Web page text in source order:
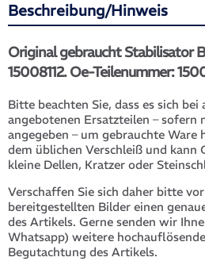
Beschreibung/Hinweis
Original gebraucht Stabilisator
15008112. Oe-Teilenummer:
Bitte beachten Sie, dass es sich bei
angebotenen Ersatzteilen – sofern
angegeben – um gebrauchte
dem üblichen Verschleiß und kann
kleine Dellen, Kratzer oder
Verschaffen Sie sich daher bitte
bereitgestellten Bilder einen
des Artikels. Gerne senden wir
Whatsapp) weitere
Begutachtung des Artikels.